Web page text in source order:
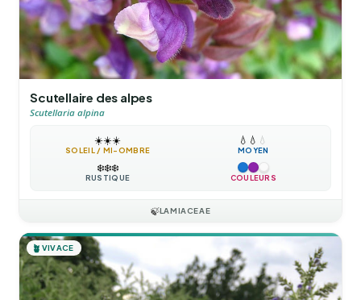
Scutellaire des alpes
Scutellaria alpina
☀️☀️☀️
SOLEIL / MI-OMBRE
💧 💧 💧
MOYEN
❄️❄️❄️
RUSTIQUE COULEURS
🍃LAMIACEAE
🪴 VIVACE